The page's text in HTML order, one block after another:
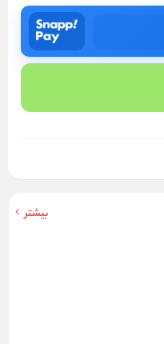
بیشتر